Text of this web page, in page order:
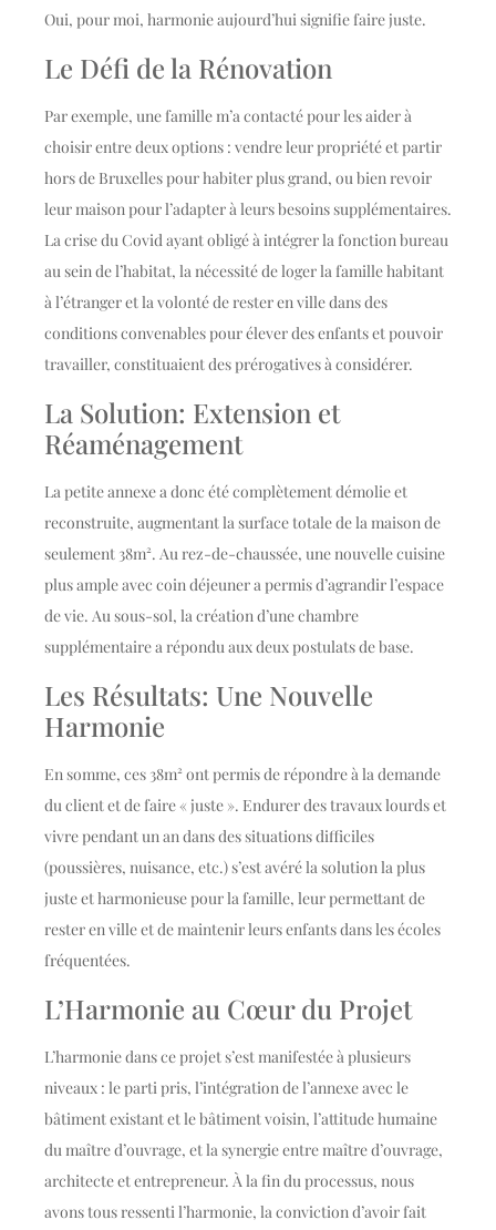
Oui, pour moi, harmonie aujourd’hui signifie faire juste.
Le Défi de la Rénovation
Par exemple, une famille m’a contacté pour les aider à
choisir entre deux options : vendre leur propriété et partir
hors de Bruxelles pour habiter plus grand, ou bien revoir
leur maison pour l’adapter à leurs besoins supplémentaires.
La crise du Covid ayant obligé à intégrer la fonction bureau
au sein de l’habitat, la nécessité de loger la famille habitant
à l’étranger et la volonté de rester en ville dans des
conditions convenables pour élever des enfants et pouvoir
travailler, constituaient des prérogatives à considérer.
La Solution: Extension et
Réaménagement
La petite annexe a donc été complètement démolie et
reconstruite, augmentant la surface totale de la maison de
seulement 38m². Au rez-de-chaussée, une nouvelle cuisine
plus ample avec coin déjeuner a permis d’agrandir l’espace
de vie. Au sous-sol, la création d’une chambre
supplémentaire a répondu aux deux postulats de base.
Les Résultats: Une Nouvelle
Harmonie
En somme, ces 38m² ont permis de répondre à la demande
du client et de faire « juste ». Endurer des travaux lourds et
vivre pendant un an dans des situations difficiles
(poussières, nuisance, etc.) s’est avéré la solution la plus
juste et harmonieuse pour la famille, leur permettant de
rester en ville et de maintenir leurs enfants dans les écoles
fréquentées.
L’Harmonie au Cœur du Projet
L’harmonie dans ce projet s’est manifestée à plusieurs
niveaux : le parti pris, l’intégration de l’annexe avec le
bâtiment existant et le bâtiment voisin, l’attitude humaine
du maître d’ouvrage, et la synergie entre maître d’ouvrage,
architecte et entrepreneur. À la fin du processus, nous
avons tous ressenti l’harmonie, la conviction d’avoir fait